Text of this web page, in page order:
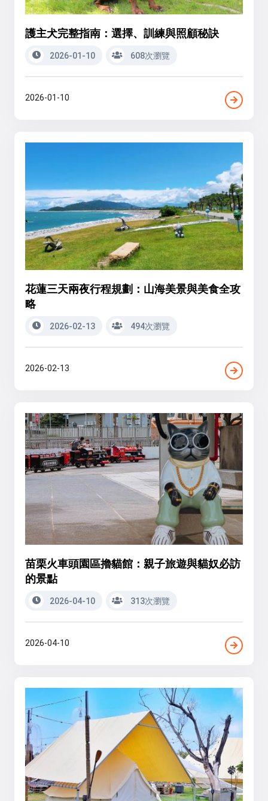
護主犬完整指南：選擇、訓練與照顧秘訣
2026-01-10 608次瀏覽
2026-01-10
花蓮三天兩夜行程規劃：山海美景與美食全攻
略
2026-02-13 494次瀏覽
2026-02-13
苗栗火車頭園區擼貓館：親子旅遊與貓奴必訪
的景點
2026-04-10 313次瀏覽
2026-04-10